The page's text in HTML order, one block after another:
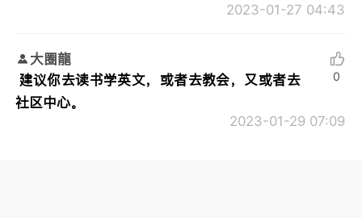
2023-01-27 04:43
大圈龍
建议你去读书学英文，或者去教会，又或者去
社区中心。
2023-01-29 07:09
0